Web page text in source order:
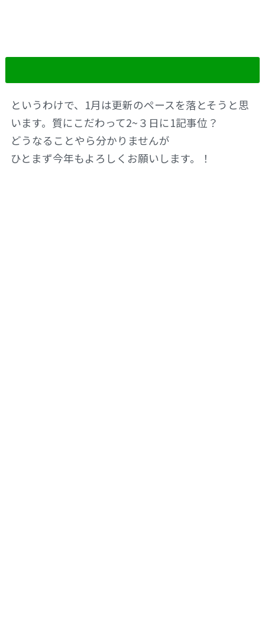
というわけで、1月は更新のペースを落とそうと思
います。質にこだわって2~３日に1記事位？
どうなることやら分かりませんが
ひとまず今年もよろしくお願いします。！